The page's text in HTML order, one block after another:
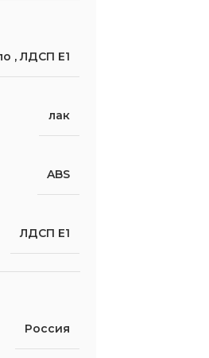
,ЛДСП Е1
лак
ABS
ЛДСП Е1
Россия